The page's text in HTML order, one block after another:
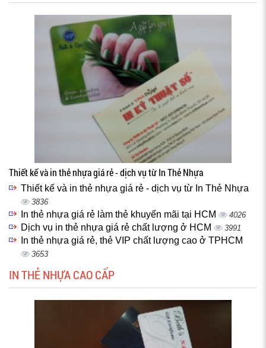
Thiết kế và in thẻ nhựa giá rẻ - dịch vụ từ In Thẻ Nhựa
Thiết kế và in thẻ nhựa giá rẻ - dịch vụ từ In Thẻ Nhựa
3836
In thẻ nhựa giá rẻ làm thẻ khuyến mãi tại HCM 4026
Dịch vụ in thẻ nhựa giá rẻ chất lượng ở HCM 3991
In thẻ nhựa giá rẻ, thẻ VIP chất lượng cao ở TPHCM
3653
IN THẺ NHỰA CAO CẤP